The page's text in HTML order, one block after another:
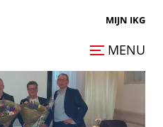
MIJN IKG
MENU